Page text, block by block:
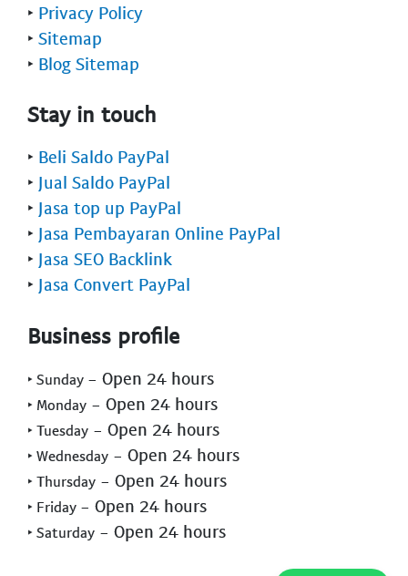
‣ Privacy Policy
‣ Sitemap
‣ Blog Sitemap
Stay in touch
‣ Beli Saldo PayPal
‣ Jual Saldo PayPal
‣ Jasa top up PayPal
‣ Jasa Pembayaran Online PayPal
‣ Jasa SEO Backlink
‣ Jasa Convert PayPal
Business profile
‣ Sunday - Open 24 hours
‣ Monday - Open 24 hours
‣ Tuesday - Open 24 hours
‣ Wednesday - Open 24 hours
‣ Thursday - Open 24 hours
‣ Friday - Open 24 hours
‣ Saturday - Open 24 hours